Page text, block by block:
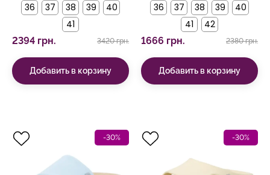
36 37 38 39
40
41
2394 грн. 3420 грн.
Добавить в корзину
36 37 38 39
40
41
42
1666 грн. 2380 грн.
Добавить в корзину
-30% -30%